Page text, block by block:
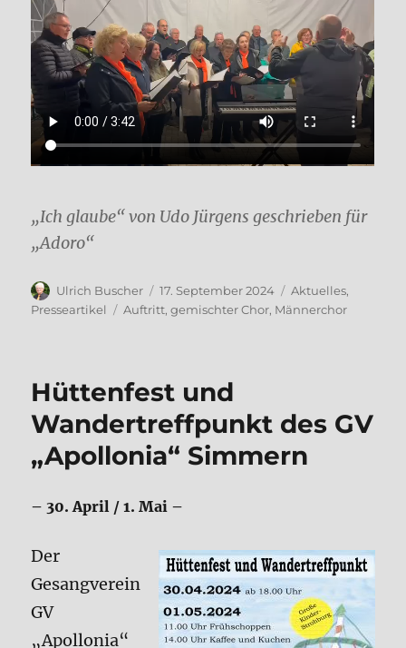
„Ich glaube“ von Udo Jürgens geschrieben für
„Adoro“
Autor
Ulrich Buscher
Veröffentlicht
am
17. September 2024 Kategorien
Aktuelles,
Presseartikel
Schlagwörter
Auftritt,gemischter Chor, Männerchor
Hüttenfest und
Wandertreffpunkt des GV
„Apollonia“ Simmern
– 30. April / 1. Mai –
Der
Gesangverein
GV
„Apollonia“